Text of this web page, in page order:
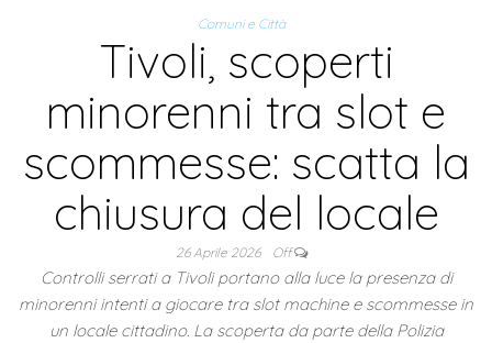
Comuni e Città
Tivoli, scoperti
minorenni tra slot e
scommesse: scatta la
chiusura del locale
26 Aprile 2026 Off
Controlli serrati a Tivoli portano alla luce la presenza di
minorenni intenti a giocare tra slot machine e scommesse in
un locale cittadino. La scoperta da parte della Polizia